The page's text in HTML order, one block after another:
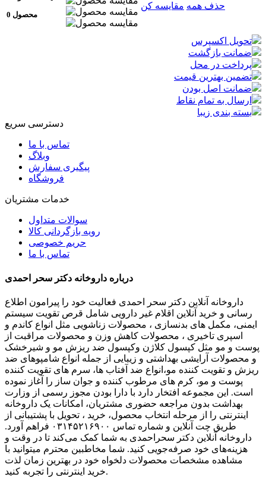
0 محصول
حذف همه مقایسه کن
تحویل اکسپرس
ضمانت بازگشت
پرداخت در محل
تضمین بهترین قیمت
ضمانت اصل بودن
ارسال به تمام نقاط
بسته بندی زیبا
دسترسی سریع
تماس با ما
وبلاگ
پیگیری سفارش
فروشگاه
خدمات مشتریان
سوالات متداول
رویه بازگردانی کالا
حریم خصوصی
تماس با ما
درباره داروخانه دکتر سحر احمدی
داروخانه آنلاین دکتر سحر احمدی فعالیت خود را پیرامون اطلاع
رسانی و خرید آنلاین اقلام غیر دارویی شامل قرص تقویت سیستم
ایمنی، مکمل های بدنسازی ، محصولات زناشویی مثل انواع کاندم و
اسپری تاخیری ، محصولات کاهش وزن و محصولات مراقبت از
پوست و مو مثل کپسول کلاژن وکپسول ضد ریزش مو و شیرخشک
و محصولات آرایشی بهداشتی و زیبایی از جمله انواع شامپوهای ضد
ریزش و تقویت کننده مو،انواع ضد آفتاب ها، سرم های تقویت کننده
پوست و مو، کرم های مرطوب کننده و جوان ساز را آغاز نموده
است. این مجموعه افتخار دارد با دارا بودن مجوز رسمی از وزارت
بهداشت بدون مراجعه حضوری مشتریان، امکانات یک داروخانه
اینترنتی را از مرحله انتخاب محصول، خرید ، تحویل با پشتیبانی از
طریق چت آنلاین و شماره تماس ۰۳۱۴۵۲۱۶۹۰۰ فراهم آورد.
داروخانه آنلاین دکتر سحراحمدی به شما کمک می‌کند تا در وقت و
هزینه‌های خود صرفه‌جویی کنید. شما مخاطبین محترم میتوانید با
مشاهده مشخصات محصولات دلخواه خود در بهترین زمان لذت
خرید اینترنتی را تجربه کنید.